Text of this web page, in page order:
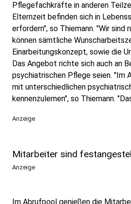
Pflegefachkräfte in anderen
Elternzeit befinden sich in
erfordern", so Thiemann. "Wir sind
können sämtliche
Einarbeitungskonzept, sowie die
Das Angebot richte sich auch an
psychiatrischen Pflege seien. "Im
mit unterschiedlichen
kennenzulernen", so Thiemann.
Anzeige
Mitarbeiter sind
Anzeige
Im Abrufpool genießen die